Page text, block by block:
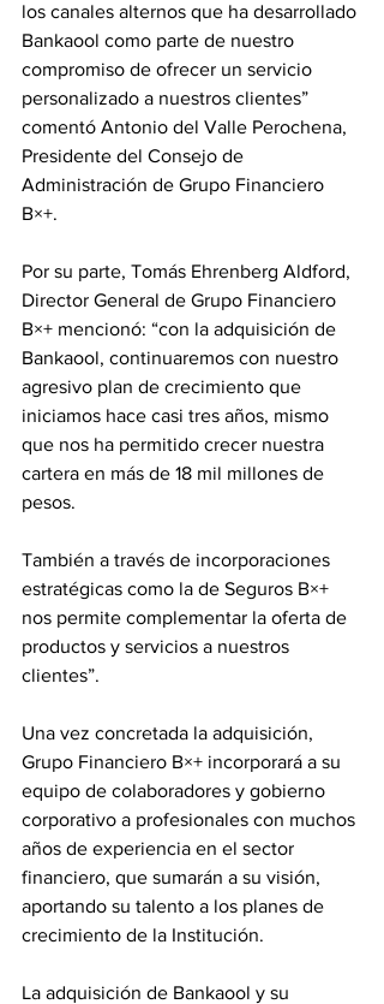
los canales alternos que ha desarrollado
Bankaool como parte de nuestro
compromiso de ofrecer un servicio
personalizado a nuestros clientes”
comentó Antonio del Valle Perochena,
Presidente del Consejo de
Administración de Grupo Financiero
B×+.
Por su parte, Tomás Ehrenberg Aldford,
Director General de Grupo Financiero
B×+ mencionó: “con la adquisición de
Bankaool, continuaremos con nuestro
agresivo plan de crecimiento que
iniciamos hace casi tres años, mismo
que nos ha permitido crecer nuestra
cartera en más de 18 mil millones de
pesos.
También a través de incorporaciones
estratégicas como la de Seguros B×+
nos permite complementar la oferta de
productos y servicios a nuestros
clientes”.
Una vez concretada la adquisición,
Grupo Financiero B×+ incorporará a su
equipo de colaboradores y gobierno
corporativo a profesionales con muchos
años de experiencia en el sector
financiero, que sumarán a su visión,
aportando su talento a los planes de
crecimiento de la Institución.
La adquisición de Bankaool y su